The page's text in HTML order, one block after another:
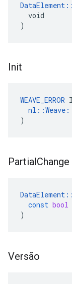
  void
)
Init
WEAVE_ERROR
nl ::Weave
)
PartialChange
DataElement ::
const bool
)
Versão